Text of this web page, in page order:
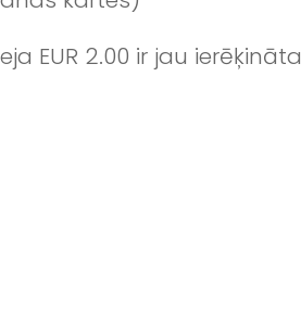
EUR 2.00 ir jau ierēķināta